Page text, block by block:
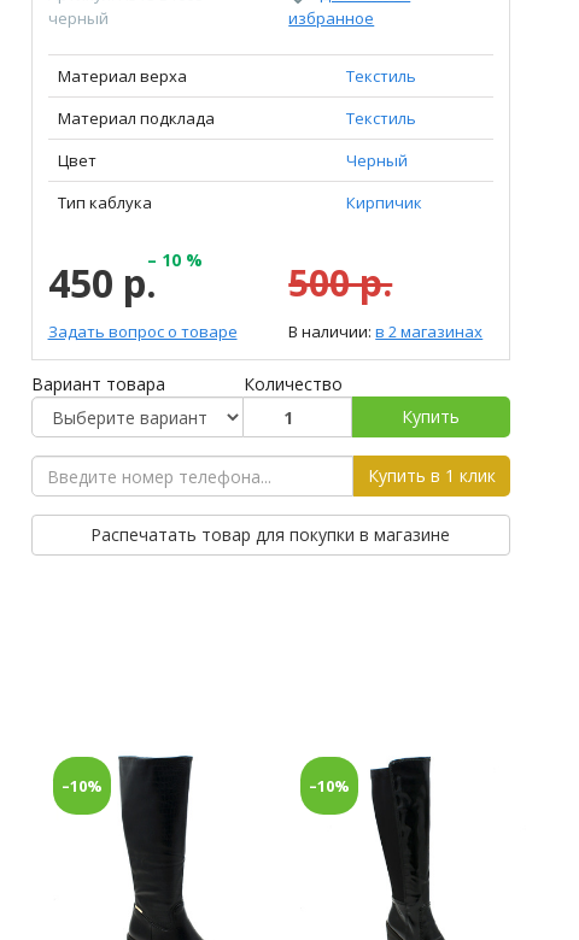
черный
избранное
Материал верха
Текстиль
Материал подклада
Текстиль
Цвет
Черный
Тип каблука
Кирпичик
450 р.– 10 %
Задать вопрос о товаре
500 р.
В наличии:в 2 магазинах
Вариант товара
Количество
Купить
Купить в 1 клик
Распечатать товар для покупки в магазине
–10% –10%